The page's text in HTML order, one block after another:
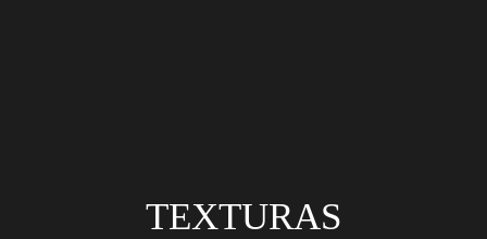
TEXTURAS